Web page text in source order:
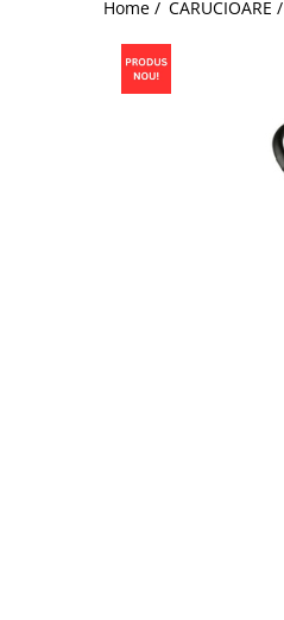
Jucarii de Sortare
Jucarii de tras
Jucarii din plus
Home / CARUCIOARE /